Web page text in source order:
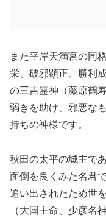
また平岸天満宮の同
栄、破邪顕正、勝利
の三吉霊神（藤原鶴
弱きを助け、邪悪な
持ちの神様です。
秋田の太平の城主で
面倒を良くみた名君
追い出されたため世
（大国主命、少彦名